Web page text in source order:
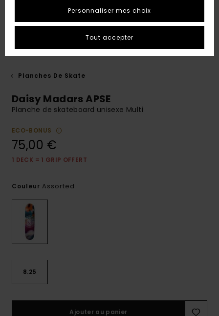
Planches De Skate
Daisy Madars APSE
Planche de skateboard unisexe Multi
ECO-BONUS
75,00 €
1 DECK = 1 GRIP OFFERT
Couleur Assorted
8.25
Ajouter au panier
Personnaliser mes choix
Tout accepter